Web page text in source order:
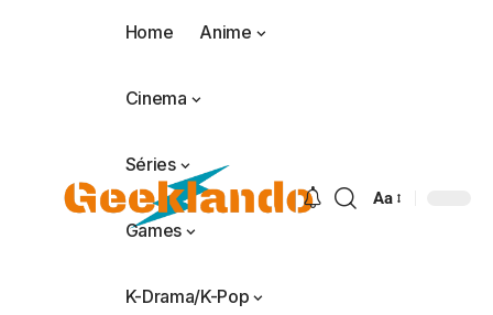
Home Anime
Cinema
Séries
Games
K-Drama/K-Pop
Aa